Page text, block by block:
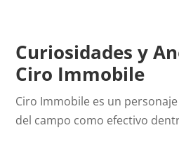
Curiosidades y
Ciro Immobile
Ciro Immobile es un
del campo como efectivo